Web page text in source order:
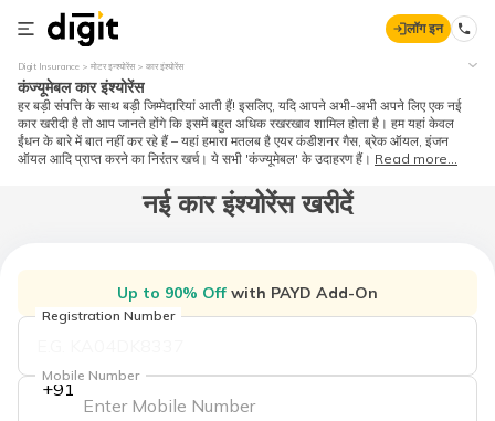
लॉग इन
Digit Insurance मोटर इन्श्योरेंस कार इंश्योरेंस
कंज्यूमेबल कार इंश्योरेंस
हर बड़ी संपत्ति के साथ बड़ी जिम्मेदारियां आती हैं! इसलिए, यदि आपने अभी-अभी अपने लिए एक नई
कार खरीदी है तो आप जानते होंगे कि इसमें बहुत अधिक रखरखाव शामिल होता है। हम यहां केवल
ईंधन के बारे में बात नहीं कर रहे हैं – यहां हमारा मतलब है एयर कंडीशनर गैस, ब्रेक ऑयल, इंजन
ऑयल आदि प्राप्त करने का निरंतर खर्च। ये सभी 'कंज्यूमेबल' के उदाहरण हैं। Read more...
नई कार इंश्योरेंस खरीदें
Up to 90% Off with PAYD Add-On
Registration Number
+91
Mobile Number